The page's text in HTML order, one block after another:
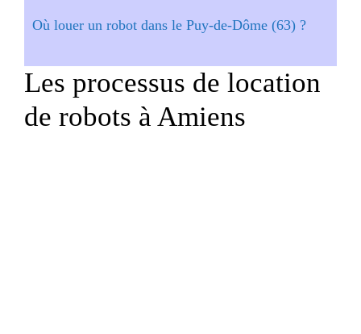
Où louer un robot dans le Puy-de-Dôme (63) ?
Les processus de location
de robots à Amiens